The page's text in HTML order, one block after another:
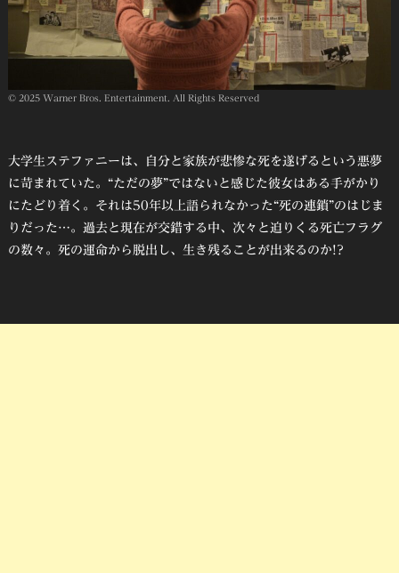
© 2025 Warner Bros. Entertainment. All Rights Reserved
大学生ステファニーは、自分と家族が悲惨な死を遂げるという悪夢
に苛まれていた。“ただの夢”ではないと感じた彼女はある手がかり
にたどり着く。それは50年以上語られなかった“死の連鎖”のはじま
りだった…。過去と現在が交錯する中、次々と迫りくる死亡フラグ
の数々。死の運命から脱出し、生き残ることが出来るのか!?